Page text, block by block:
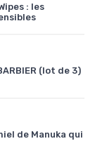
: les
(lot de 3)
de Manuka qui